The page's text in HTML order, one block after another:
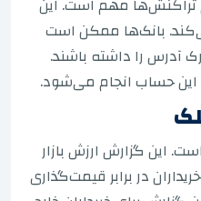
بانک‌ها ممکن است
آدرس را داشته باشند.
حساب انجام می‌شود.
این گزارش ارزش بازار
در برابر قیمت‌گذاری